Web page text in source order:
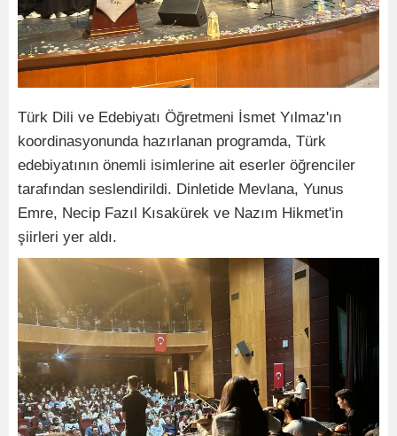
Türk Dili ve Edebiyatı Öğretmeni İsmet Yılmaz'ın
koordinasyonunda hazırlanan programda, Türk
edebiyatının önemli isimlerine ait eserler öğrenciler
tarafından seslendirildi. Dinletide Mevlana, Yunus
Emre, Necip Fazıl Kısakürek ve Nazım Hikmet'in
şiirleri yer aldı.